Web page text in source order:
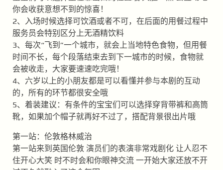
你会收获意想不到的惊喜！
2、入场时候选择可饮酒或者不可，在后面的用餐过程中
服务员会特别区分上无酒精饮料
3、每次“飞到”一个城市，就会上当地特色食物，但用餐
时间不长，每个段落结束去到下一城市的时候，食物就
会被收走，大家要速速吃完哦！
4、六岁以上的小朋友都是可以看懂并参与本剧的互动
的，所有的环节都很安全哦
5、着装建议：有条件的宝宝们可以选择穿背带裤和高筒
靴，如果加个帽子就再好不过了，搭配背景很出片哦
第一站：伦敦格林威治
第一站来到英国伦敦 演员们的表演非常戏剧化 让人忍不
住开心大笑 时不时会和你眼神交流 一开始大家还放不开